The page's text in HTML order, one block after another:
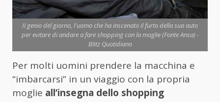
Il genio del giorno, l'uomo che ha inscenato il furto della sua auto
per evitare di andare a fare shopping con la moglie (Fonte Ansa) -
Blitz Quotidiano
Per molti uomini prendere la macchina e
“imbarcarsi” in un viaggio con la propria
moglie all’insegna dello shopping